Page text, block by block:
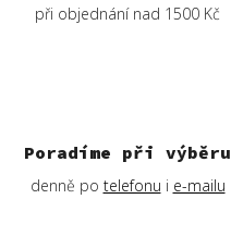
při objednání nad 1500 Kč
Poradíme při výběru
denně po telefonu i e-mailu